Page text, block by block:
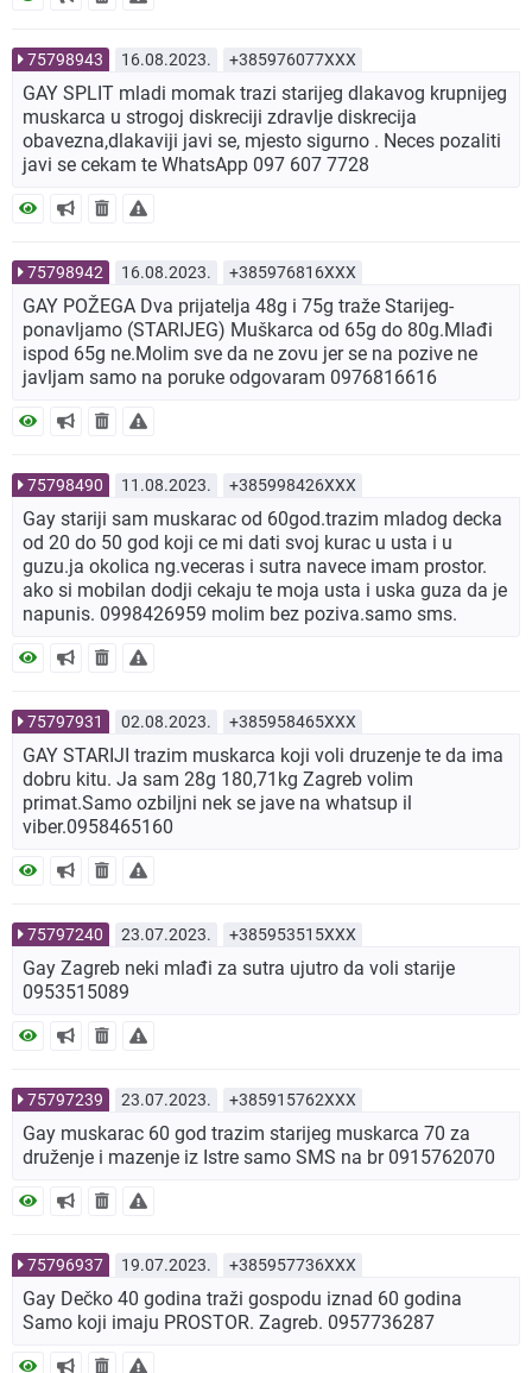
75798943 16.08.2023. +385976077XXX
GAY SPLIT mladi momak trazi starijeg dlakavog krupnijeg
muskarca u strogoj diskreciji zdravlje diskrecija
obavezna,dlakaviji javi se, mjesto sigurno . Neces pozaliti
javi se cekam te WhatsApp 097 607 7728
75798942 16.08.2023. +385976816XXX
GAY POŽEGA Dva prijatelja 48g i 75g traže Starijeg-
ponavljamo (STARIJEG) Muškarca od 65g do 80g.Mlađi
ispod 65g ne.Molim sve da ne zovu jer se na pozive ne
javljam samo na poruke odgovaram 0976816616
75798490 11.08.2023. +385998426XXX
Gay stariji sam muskarac od 60god.trazim mladog decka
od 20 do 50 god koji ce mi dati svoj kurac u usta i u
guzu.ja okolica ng.veceras i sutra navece imam prostor.
ako si mobilan dodji cekaju te moja usta i uska guza da je
napunis. 0998426959 molim bez poziva.samo sms.
75797931 02.08.2023. +385958465XXX
GAY STARIJI trazim muskarca koji voli druzenje te da ima
dobru kitu. Ja sam 28g 180,71kg Zagreb volim
primat.Samo ozbiljni nek se jave na whatsup il
viber.0958465160
75797240 23.07.2023. +385953515XXX
Gay Zagreb neki mlađi za sutra ujutro da voli starije
0953515089
75797239 23.07.2023. +385915762XXX
Gay muskarac 60 god trazim starijeg muskarca 70 za
druženje i mazenje iz Istre samo SMS na br 0915762070
75796937 19.07.2023. +385957736XXX
Gay Dečko 40 godina traži gospodu iznad 60 godina
Samo koji imaju PROSTOR. Zagreb. 0957736287